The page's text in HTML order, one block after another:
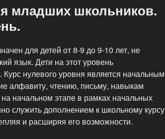
младших школьников.
для детей от 8-9 до 9-10 лет, не
язык. Дети на этот уровень
нулевого уровня является начальным
алфавиту, чтению, письму, навыкам
начальном этапе в рамках начальных
служить дополнением к школьному курсу
и расширяя его возможности.